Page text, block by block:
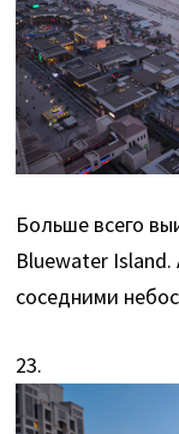
Больше всего
Bluewater Island.
соседними
23.